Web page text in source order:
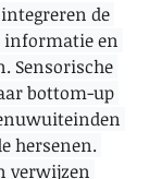
de
informatie en
Sensorische
bottom-up
hersenen.
verwijzen